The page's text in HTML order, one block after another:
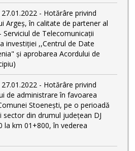
- Hotărâre privind
Argeș, în calitate de partener al
de Telecomunicații
investiției ,,Centrul de Date
și aprobarea Acordului de
- Hotărâre privind
de administrare în favoarea
Stoenești, pe o perioadă
sector din drumul județean DJ
la km 01+800, în vederea